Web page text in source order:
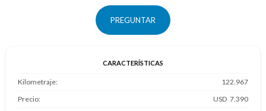
PREGUNTAR
CARACTERÍSTICAS
Kilometraje
122.967
Precio
7.390